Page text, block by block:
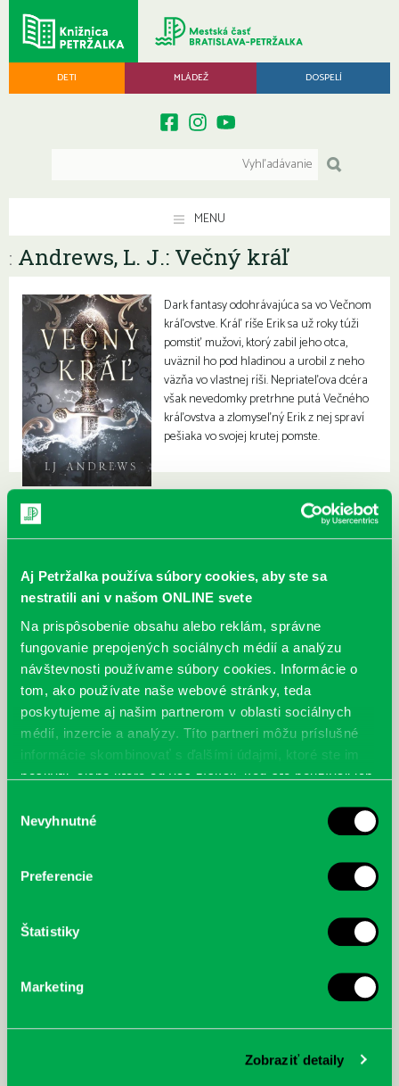
Aj Petržalka používa súbory cookies, aby ste sa
nestratili ani v našom ONLINE svete
Na prispôsobenie obsahu alebo reklám, správne
fungovanie prepojených sociálnych médií a analýzu
návštevnosti používame súbory cookies. Informácie o
tom, ako používate naše webové stránky, teda
poskytujeme aj našim partnerom v oblasti sociálnych
médií, inzercie a analýzy. Títo partneri môžu príslušné
informácie skombinovať s ďalšími údajmi, ktoré ste im
poskytli, alebo ktoré od vás získali, keď ste používali ich
súhlasu
Nevyhnutné
Preferencie
Štatistiky
Marketing
Zobraziť detaily
DETI MLÁDEŽ DOSPELÍ
MENU
: Andrews, L. J.: Večný kráľ
Dark fantasy odohrávajúca sa vo Večnom
kráľovstve. Kráľ ríše Erik sa už roky túži
pomstiť mužovi, ktorý zabil jeho otca,
uväznil ho pod hladinou a urobil z neho
väzňa vo vlastnej ríši. Nepriateľova dcéra
však nevedomky pretrhne putá Večného
kráľovstva a zlomyseľný Erik z nej spraví
pešiaka vo svojej krutej pomste.
McGrath, Andy: Tadej Pogačar:
nezastaviteľný